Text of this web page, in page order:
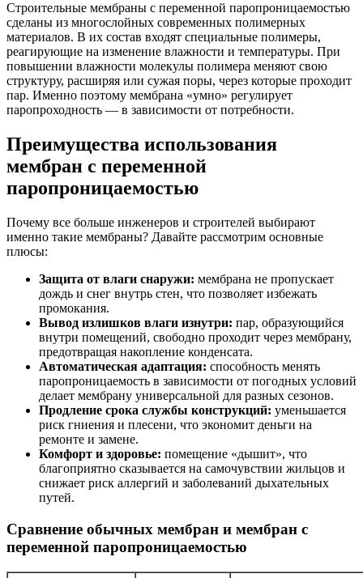
Строительные мембраны с переменной паропроницаемостью
сделаны из многослойных современных полимерных
материалов. В их состав входят специальные полимеры,
реагирующие на изменение влажности и температуры. При
повышении влажности молекулы полимера меняют свою
структуру, расширяя или сужая поры, через которые проходит
пар. Именно поэтому мембрана «умно» регулирует
паропроходность — в зависимости от потребности.
Преимущества использования
мембран с переменной
паропроницаемостью
Почему все больше инженеров и строителей выбирают
именно такие мембраны? Давайте рассмотрим основные
плюсы:
Защита от влаги снаружи: мембрана не пропускает
дождь и снег внутрь стен, что позволяет избежать
промокания.
Вывод излишков влаги изнутри: пар, образующийся
внутри помещений, свободно проходит через мембрану,
предотвращая накопление конденсата.
Автоматическая адаптация: способность менять
паропроницаемость в зависимости от погодных условий
делает мембрану универсальной для разных сезонов.
Продление срока службы конструкций: уменьшается
риск гниения и плесени, что экономит деньги на
ремонте и замене.
Комфорт и здоровье: помещение «дышит», что
благоприятно сказывается на самочувствии жильцов и
снижает риск аллергий и заболеваний дыхательных
путей.
Сравнение обычных мембран и мембран с
переменной паропроницаемостью